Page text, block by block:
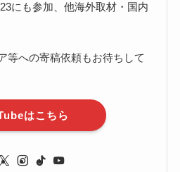
にも参加、他海外取材・国内
等への寄稿依頼もお待ちして
はこちら